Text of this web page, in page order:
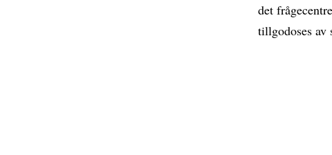
det
tillgodoses av